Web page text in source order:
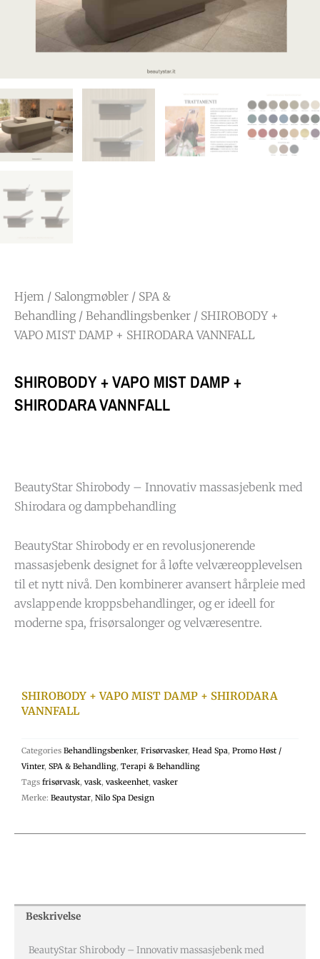
Hjem / Salongmøbler / SPA &
Behandling/ Behandlingsbenker / SHIROBODY +
VAPO MIST DAMP + SHIRODARA VANNFALL
SHIROBODY + VAPO MIST DAMP +
SHIRODARA VANNFALL
BeautyStar Shirobody – Innovativ massasjebenk med
Shirodara og dampbehandling
BeautyStar Shirobody er en revolusjonerende
massasjebenk designet for å løfte velværeopplevelsen
til et nytt nivå. Den kombinerer avansert hårpleie med
avslappende kroppsbehandlinger, og er ideell for
moderne spa, frisørsalonger og velværesentre.
SHIROBODY + VAPO MIST DAMP + SHIRODARA
VANNFALL
Categories Behandlingsbenker, Frisørvasker, Head Spa, Promo Høst /
Vinter, SPA & Behandling, Terapi & Behandling
Tags frisørvask, vask, vaskeenhet, vasker
Merke: Beautystar, Nilo Spa Design
Beskrivelse
BeautyStar Shirobody – Innovativ massasjebenk med